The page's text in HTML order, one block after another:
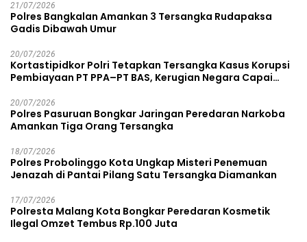
21/07/2026
Polres Bangkalan Amankan 3 Tersangka Rudapaksa
Gadis Dibawah Umur
20/07/2026
Kortastipidkor Polri Tetapkan Tersangka Kasus Korupsi
Pembiayaan PT PPA–PT BAS, Kerugian Negara Capai
20/07/2026
Polres Pasuruan Bongkar Jaringan Peredaran Narkoba
Amankan Tiga Orang Tersangka
18/07/2026
Polres Probolinggo Kota Ungkap Misteri Penemuan
Jenazah di Pantai Pilang Satu Tersangka Diamankan
17/07/2026
Polresta Malang Kota Bongkar Peredaran Kosmetik
Ilegal Omzet Tembus Rp.100 Juta